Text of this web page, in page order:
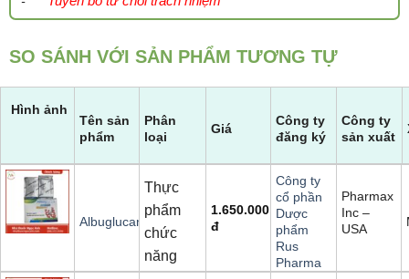
SO SÁNH VỚI SẢN PHẨM TƯƠNG TỰ
Hình ảnh
Tên sản
phẩm
Phân
loại
Giá
Công ty
đăng ký
Công ty
sản xuất
Albuglucan
Thực
phẩm
chức
năng
1.650.000
đ
Công ty
cổ phần
Dược
phẩm
Rus
Pharma
Pharmax
Inc –
USA